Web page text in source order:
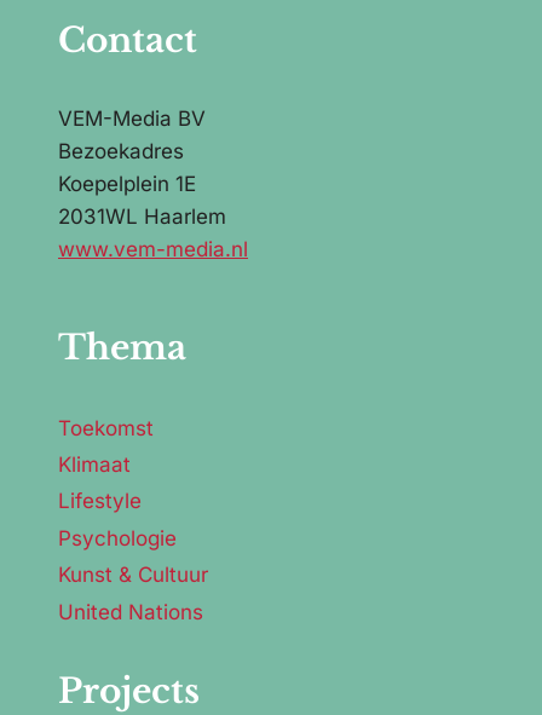
Contact
VEM-Media BV
Bezoekadres
Koepelplein 1E
2031WL Haarlem
www.vem-media.nl
Thema
Toekomst
Klimaat
Lifestyle
Psychologie
Kunst & Cultuur
United Nations
Projects